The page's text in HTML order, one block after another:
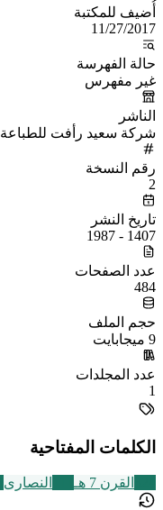
أُضيف للمكتبة
11/27/2017
حالة الفهرسة
غير مفهرس
الناشر
شركة سعيد رأفت للطباعة
رقم النسخة
2
تاريخ النشر
1407 - 1987
عدد الصفحات
484
حجم الملف
9 ميجابايت
عدد المجلدات
1
الكلمات المفتاحية
القرن 7 هـ النصارى